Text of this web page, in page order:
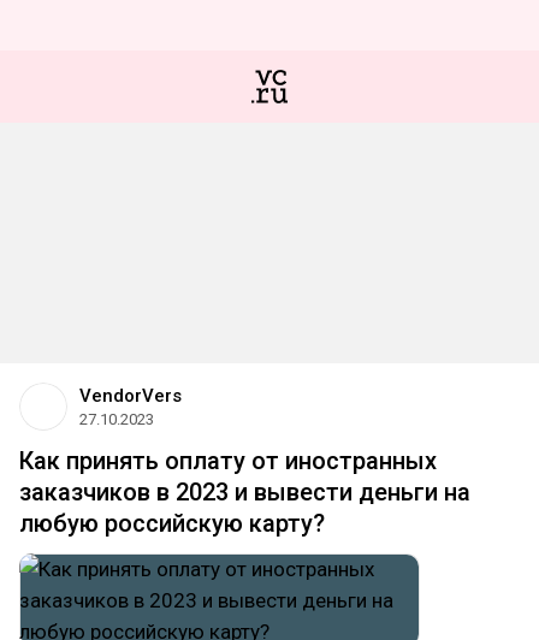
VendorVers
27.10.2023
Как принять оплату от иностранных
заказчиков в 2023 и вывести деньги на
любую российскую карту?